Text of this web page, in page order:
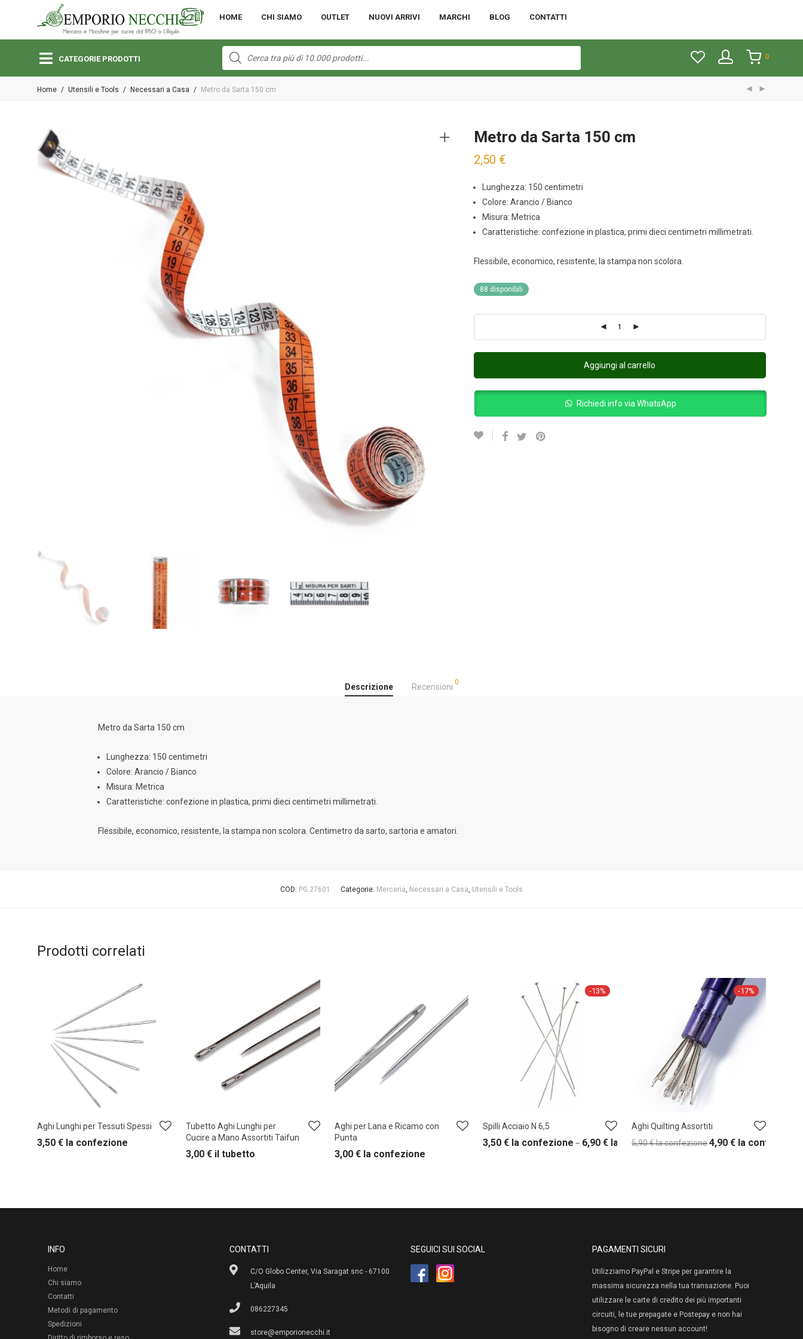
MENU
Open submenu (Bambini)
Open submenu (Lane e Cotoni)
Open submenu (Macchine per Cucire)
Macchine per Cucire
Open submenu (Merceria)
HOME CHI SIAMO OUTLET NUOVI ARRIVI MARCHI BLOG CONTATTI
CATEGORIE PRODOTTI
Products
search
0
Home / Utensili e Tools / Necessari a Casa / Metro da Sarta 150 cm
Metro da Sarta 150 cm
2,50 €
Lunghezza: 150 centimetri
Colore: Arancio / Bianco
Misura: Metrica
Caratteristiche: confezione in plastica, primi dieci centimetri millimetrati.
Flessibile, economico, resistente, la stampa non scolora.
88 disponibili
Aggiungi al carrello
Richiedi info via WhatsApp
Descrizione Recensioni 0
Metro da Sarta 150 cm
Lunghezza: 150 centimetri
Colore: Arancio / Bianco
Misura: Metrica
Caratteristiche: confezione in plastica, primi dieci centimetri millimetrati.
Flessibile, economico, resistente, la stampa non scolora. Centimetro da sarto, sartoria e amatori.
COD: PG.27601 Categorie: Merceria, Necessari a Casa, Utensili e Tools
Prodotti correlati
Aghi Lunghi per Tessuti Spessi
3,50 € la confezione
Tubetto Aghi Lunghi per
Cucire a Mano Assortiti Taifun
3,00 € il tubetto
Aghi per Lana e Ricamo con
Punta
3,00 € la confezione
-13%
Spilli Acciaio N 6,5
3,50€ la confezione – 6,90€ la confezione
-17%
Aghi Quilting Assortiti
5,90€la confezione4,90€ la confezione
INFO
Home
Chi siamo
Contatti
Metodi di pagamento
Spedizioni
CONTATTI
C/O Globo Center, Via Saragat snc - 67100
L’Aquila
086227345
store@emporionecchi.it
SEGUICI SUI SOCIAL PAGAMENTI SICURI
Utilizziamo PayPal e Stripe per garantire la
massima sicurezza nella tua transazione. Puoi
utilizzare le carte di credito dei più importanti
circuiti, le tue prepagate e Postepay e non hai
bisogno di creare nessun account!